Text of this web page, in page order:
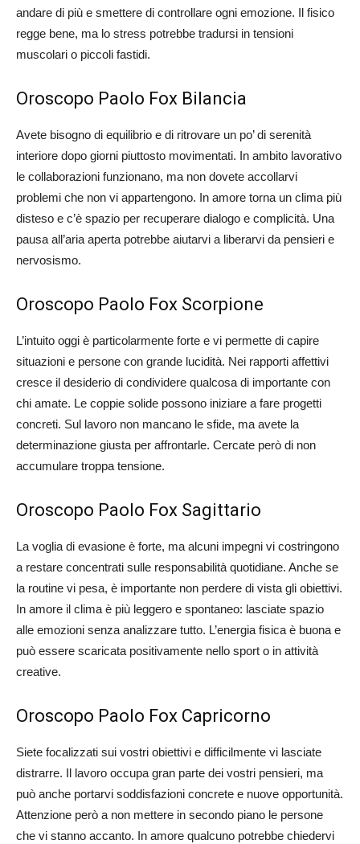
andare di più e smettere di controllare ogni emozione. Il fisico
regge bene, ma lo stress potrebbe tradursi in tensioni
muscolari o piccoli fastidi.
Oroscopo Paolo Fox Bilancia
Avete bisogno di equilibrio e di ritrovare un po’ di serenità
interiore dopo giorni piuttosto movimentati. In ambito lavorativo
le collaborazioni funzionano, ma non dovete accollarvi
problemi che non vi appartengono. In amore torna un clima più
disteso e c’è spazio per recuperare dialogo e complicità. Una
pausa all’aria aperta potrebbe aiutarvi a liberarvi da pensieri e
nervosismo.
Oroscopo Paolo Fox Scorpione
L’intuito oggi è particolarmente forte e vi permette di capire
situazioni e persone con grande lucidità. Nei rapporti affettivi
cresce il desiderio di condividere qualcosa di importante con
chi amate. Le coppie solide possono iniziare a fare progetti
concreti. Sul lavoro non mancano le sfide, ma avete la
determinazione giusta per affrontarle. Cercate però di non
accumulare troppa tensione.
Oroscopo Paolo Fox Sagittario
La voglia di evasione è forte, ma alcuni impegni vi costringono
a restare concentrati sulle responsabilità quotidiane. Anche se
la routine vi pesa, è importante non perdere di vista gli obiettivi.
In amore il clima è più leggero e spontaneo: lasciate spazio
alle emozioni senza analizzare tutto. L’energia fisica è buona e
può essere scaricata positivamente nello sport o in attività
creative.
Oroscopo Paolo Fox Capricorno
Siete focalizzati sui vostri obiettivi e difficilmente vi lasciate
distrarre. Il lavoro occupa gran parte dei vostri pensieri, ma
può anche portarvi soddisfazioni concrete e nuove opportunità.
Attenzione però a non mettere in secondo piano le persone
che vi stanno accanto. In amore qualcuno potrebbe chiedervi